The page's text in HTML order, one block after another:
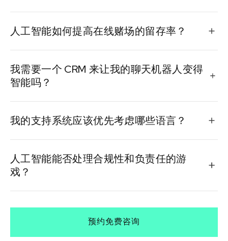
询，而人工代理则专注于复杂的敏感问题，从而最大限
人工智能如何提高在线赌场的留存率？
惠、消息或援助。
我需要一个 CRM 来让我的聊天机器人变得
智能吗？
记录和 VIP 状态等背景信息来实现个性化。
我的支持系统应该优先考虑哪些语言？
萄牙语是常见的必备品，尽可能使用特定地区的方言。
人工智能能否处理合规性和负责任的游
戏？
发 RG 警报并实时上报问题，从而确保法律和道德竞争。
预约免费咨询